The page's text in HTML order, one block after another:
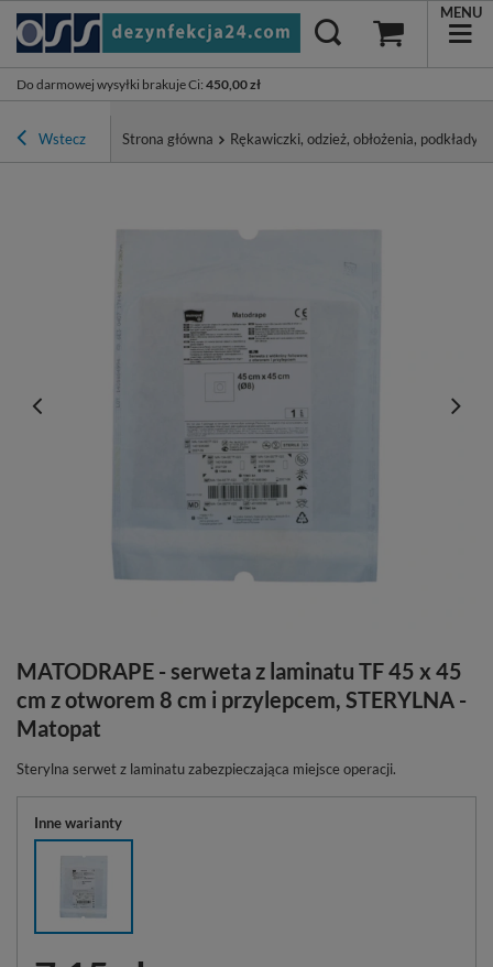
Do darmowej wysyłki brakuje Ci: 450,00 zł
MENU
Wstecz Strona główna Rękawiczki, odzież, obłożenia, podkłady,
MATODRAPE - serweta z laminatu TF 45 x 45
cm z otworem 8 cm i przylepcem, STERYLNA -
Matopat
Sterylna serwet z laminatu zabezpieczająca miejsce operacji.
Inne warianty